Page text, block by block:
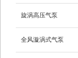
旋涡高压气泵
全风漩涡式气泵